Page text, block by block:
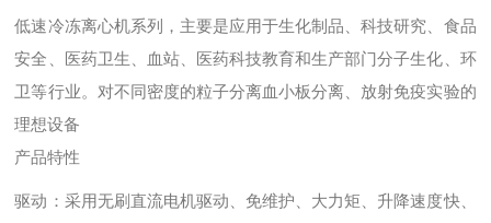
低速冷冻离心机系列，主要是应用于生化制品、科技研究、食品
安全、医药卫生、血站、医药科技教育和生产部门分子生化、环
卫等行业。对不同密度的粒子分离血小板分离、放射免疫实验的
理想设备
产品特性
驱动：采用无刷直流电机驱动、免维护、大力矩、升降速度快、